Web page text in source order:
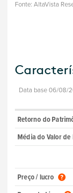
Fonte: AltaVista
Data base 06/08/
Retorno do
Média do Valor
Preço / lucro